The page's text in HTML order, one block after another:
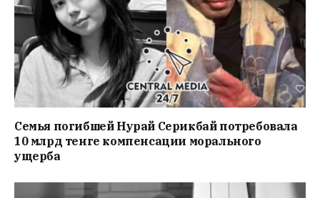
Семья погибшей Нурай Серикбай потребовала
10 млрд тенге компенсации морального
ущерба